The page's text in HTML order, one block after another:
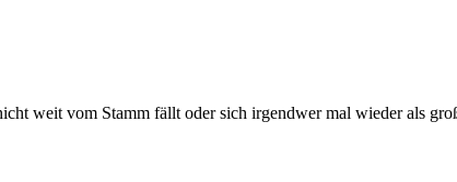
weit vom Stamm fällt oder sich irgendwer mal wieder als